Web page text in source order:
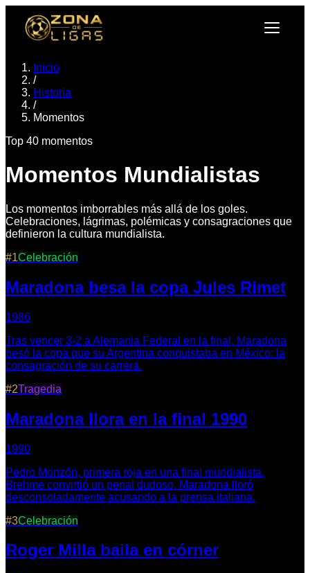
Inicio
/
Historia
/
Momentos
Top 40 momentos
Momentos Mundialistas
Los momentos imborrables más allá de los goles.
Celebraciones, lágrimas, polémicas y consagraciones que
definieron la cultura mundialista.
#1Celebración
Maradona besa la copa Jules Rimet
1986
Tras vencer 3-2 a Alemania Federal en la final, Maradona
besó la copa que su Argentina conquistaba en México: la
consagración de su carrera.
#2Tragedia
Maradona llora en la final 1990
1990
Pedro Monzón, primera roja en una final mundialista.
Brehme convirtió un penal dudoso. Maradona lloró
desconsoladamente acusando a la prensa italiana.
#3Celebración
Roger Milla baila en córner